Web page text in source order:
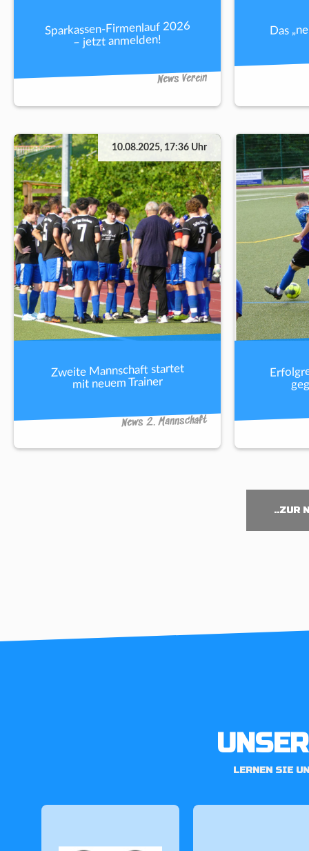
Sparkassen-Firmenlauf 2026
– jetzt anmelden!
News Verein
Das
10.08.2025, 17:36 Uhr
Zweite Mannschaft startet
mit neuem Trainer
News 2. Mannschaft
..ZUR
LERNEN SIE